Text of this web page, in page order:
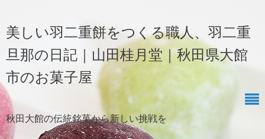
美しい羽二重餅をつくる職人、羽二重
旦那の日記｜山田桂月堂｜秋田県大館
市のお菓子屋
秋田大館の伝統銘菓から新しい挑戦を